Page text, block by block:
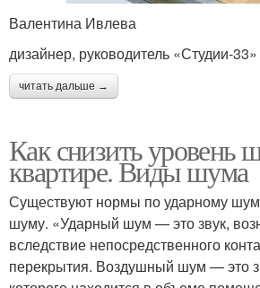
Валентина Ивлева
дизайнер, руководитель «Студии-33»
читать дальше →
Как снизить уровень
квартире. Виды шума
Существуют нормы по ударному
шуму. «Ударный шум — это звук,
вследствие непосредственного
перекрытия. Воздушный шум — это